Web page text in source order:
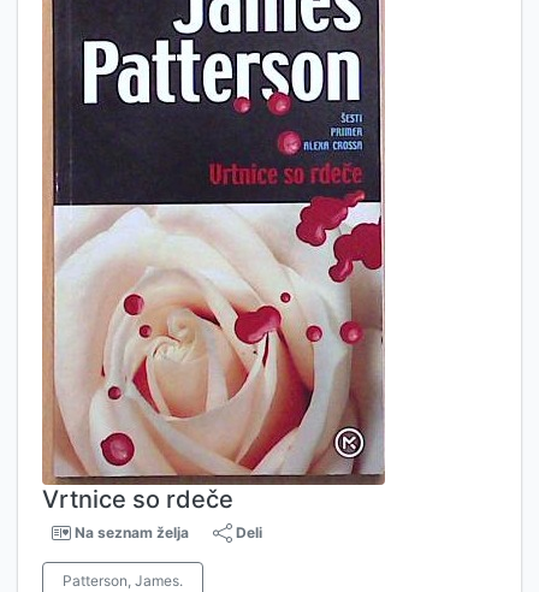
Vrtnice so rdeče
Na seznam želja Deli
Patterson, James.